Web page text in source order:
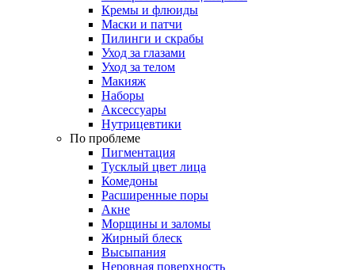
Кремы и флюиды
Маски и патчи
Пилинги и скрабы
Уход за глазами
Уход за телом
Макияж
Наборы
Аксессуары
Нутрицевтики
По проблеме
Пигментация
Тусклый цвет лица
Комедоны
Расширенные поры
Акне
Морщины и заломы
Жирный блеск
Высыпания
Неровная поверхность